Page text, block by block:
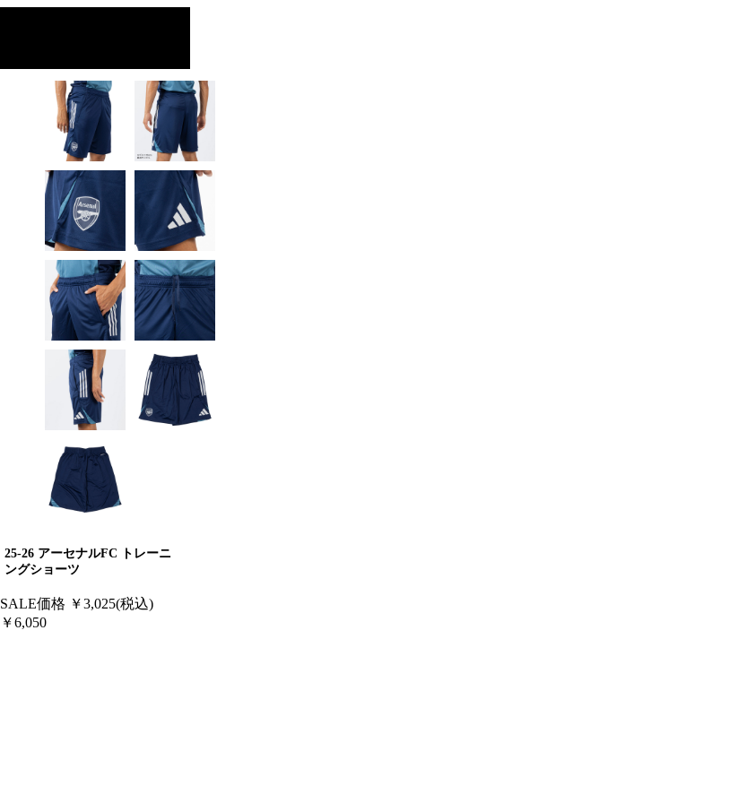
25-26 アーセナルFC トレーニ
ングショーツ
SALE価格 ￥3,025(税込)
￥6,050